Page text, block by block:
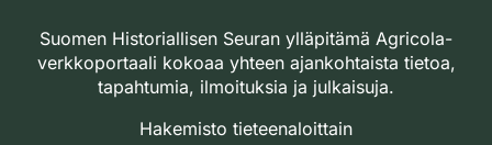
Suomen Historiallisen Seuran ylläpitämä Agricola-
verkkoportaali kokoaa yhteen ajankohtaista tietoa,
tapahtumia, ilmoituksia ja julkaisuja.
Hakemisto tieteenaloittain